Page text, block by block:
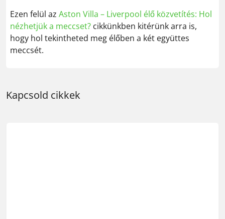
Ezen felül az Aston Villa – Liverpool élő közvetítés: Hol
nézhetjük a meccset? cikkünkben kitérünk arra is,
hogy hol tekintheted meg élőben a két együttes
meccsét.
Kapcsold cikkek